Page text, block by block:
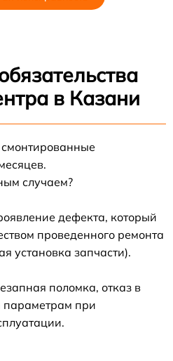
в Казани
смонтированные
случаем?
дефекта, который
проведенного ремонта
установка запчасти).
поломка, отказ в
параметрам при